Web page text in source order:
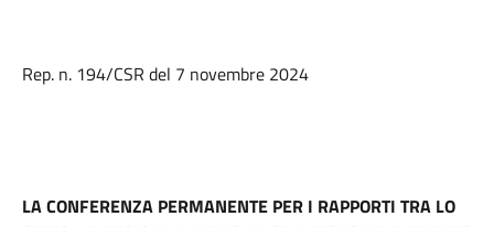
Rep. n. 194/CSR del 7 novembre 2024
LA CONFERENZA PERMANENTE PER I RAPPORTI TRA LO